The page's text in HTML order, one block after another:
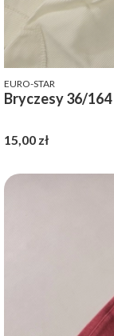
PRODUCENT
EURO-STAR
Cena
15,00 zł